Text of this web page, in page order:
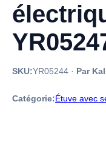
SKU:YR05244 · Par
Catégorie:Étuve avec